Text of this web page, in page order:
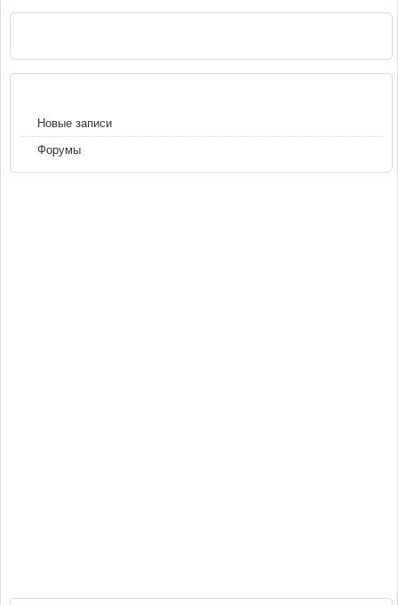
Новые записи
Форумы